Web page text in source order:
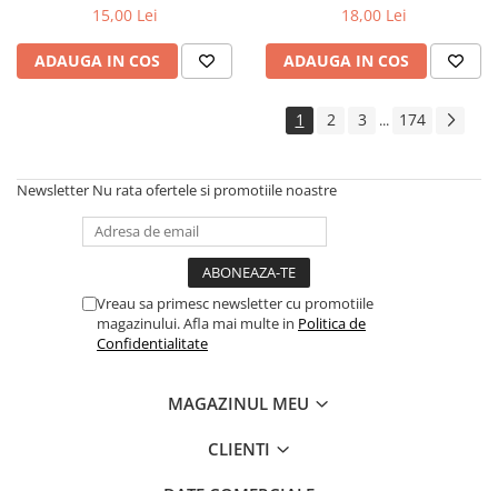
15,00 Lei
ADAUGA IN COS
18,00 Lei
ADAUGA IN COS
1 2 3 ... 174
Newsletter Nu rata ofertele si promotiile noastre
Vreau sa primesc newsletter cu promotiile
magazinului. Afla mai multe in Politica de
Confidentialitate
MAGAZINUL MEU
CLIENTI